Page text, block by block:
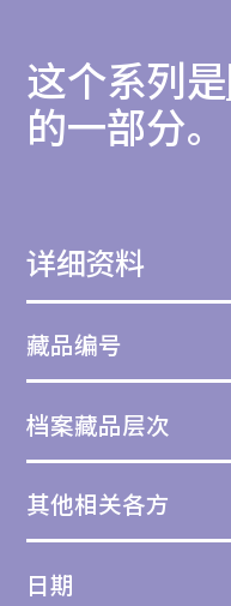
这个系列是
的一部分。
详细资料
藏品编号
档案藏品层次
其他相关各方
日期